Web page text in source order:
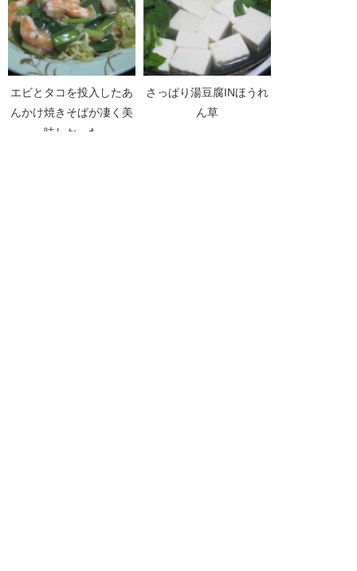
エビとタコを投入したあ
んかけ焼きそばが凄く美
味しかった
さっぱり湯豆腐INほうれ
ん草